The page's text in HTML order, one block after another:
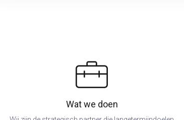
Wat we doen